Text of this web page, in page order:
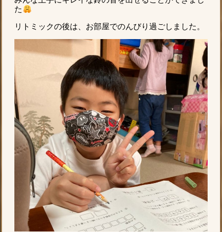
た
リトミックの後は、お部屋でのんびり過ごしました。